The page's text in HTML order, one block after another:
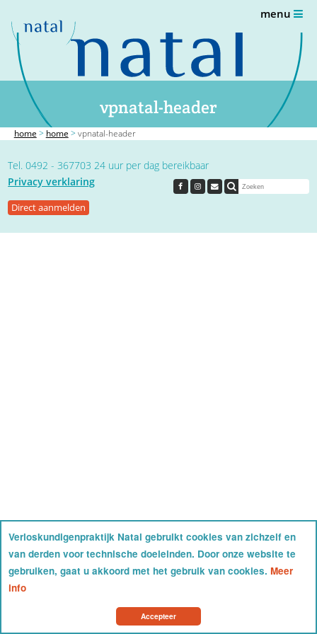
Accepteer
Verloskundigenpraktijk Natal gebruikt cookies van zichzelf en
van derden voor technische doeleinden. Door onze website te
gebruiken, gaat u akkoord met het gebruik van cookies. Meer
info
vpnatal-header
menu
home > home > vpnatal-header
Tel. 0492 - 367703 24 uur per dag bereikbaar
Privacy verklaring
Direct aanmelden